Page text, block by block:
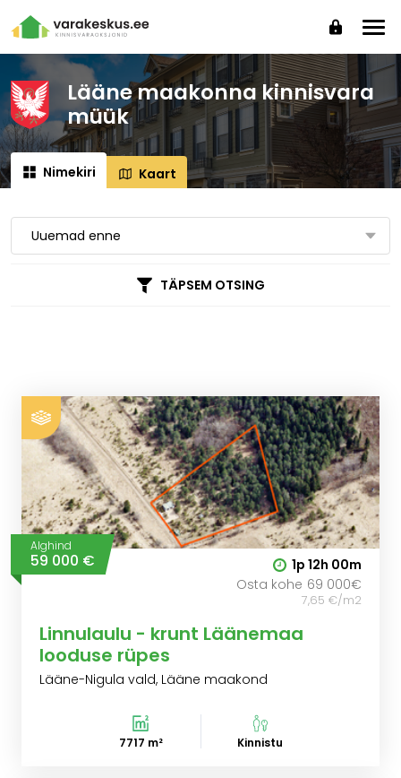
Lääne maakonna kinnisvara
müük
Nimekiri Kaart
Uuemad enne
Alghind
59 000 € 1p 12h 00m
Osta kohe 69 000€
7,65 €/m2
Linnulaulu - krunt Läänemaa
looduse rüpes
Lääne-Nigula vald, Lääne maakond
7717 m² Kinnistu